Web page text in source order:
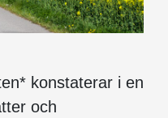
konstaterar i en
och